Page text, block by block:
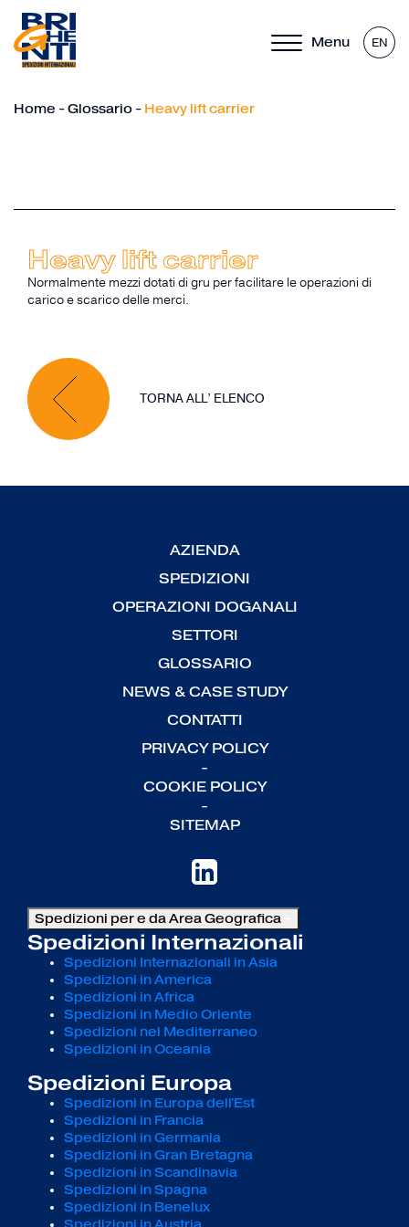
Menu EN
Home -Glossario - Heavy lift carrier
Heavy lift carrier
Normalmente mezzi dotati di gru per facilitare le operazioni di
carico e scarico delle merci.
TORNA ALL’ ELENCO
AZIENDA
SPEDIZIONI
OPERAZIONI DOGANALI
SETTORI
GLOSSARIO
NEWS & CASE STUDY
CONTATTI
PRIVACY POLICY
-
COOKIE POLICY
-
SITEMAP
Spedizioni per e da Area Geografica
Spedizioni Internazionali
Spedizioni Internazionali in Asia
Spedizioni in America
Spedizioni in Africa
Spedizioni in Medio Oriente
Spedizioni nel Mediterraneo
Spedizioni in Oceania
Spedizioni Europa
Spedizioni in Europa dell'Est
Spedizioni in Francia
Spedizioni in Germania
Spedizioni in Gran Bretagna
Spedizioni in Scandinavia
Spedizioni in Spagna
Spedizioni in Benelux